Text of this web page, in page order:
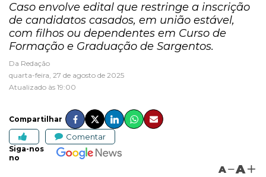
Caso envolve edital que restringe a inscrição
de candidatos casados, em união estável,
com filhos ou dependentes em Curso de
Formação e Graduação de Sargentos.
Da Redação
quarta-feira, 27 de agosto de 2025
Atualizado às 19:00
Compartilhar
Comentar
Siga-nos
no
A A